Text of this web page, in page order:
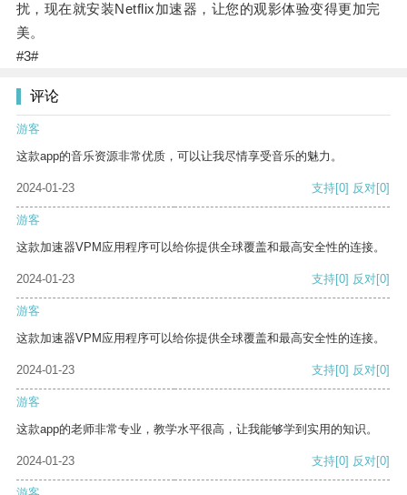
扰，现在就安装Netflix加速器，让您的观影体验变得更加完
美。
#3#
评论
游客
这款app的音乐资源非常优质，可以让我尽情享受音乐的魅力。
2024-01-23 支持[0] 反对[0]
游客
这款加速器VPM应用程序可以给你提供全球覆盖和最高安全性的连接。
2024-01-23 支持[0] 反对[0]
游客
这款加速器VPM应用程序可以给你提供全球覆盖和最高安全性的连接。
2024-01-23 支持[0] 反对[0]
游客
这款app的老师非常专业，教学水平很高，让我能够学到实用的知识。
2024-01-23 支持[0] 反对[0]